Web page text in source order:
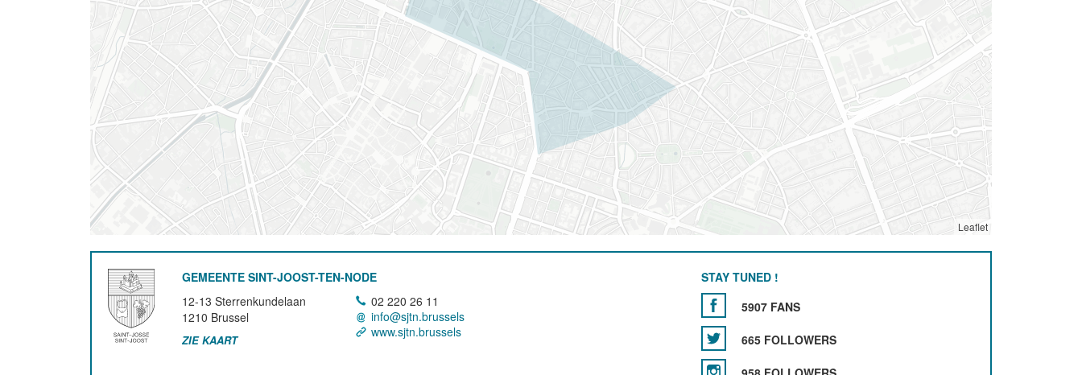
Leaflet
GEMEENTE SINT-JOOST-TEN-NODE
12-13 Sterrenkundelaan
1210 Brussel
ZIE KAART
02 220 26 11
info@sjtn.brussels
www.sjtn.brussels
STAY TUNED !
5907 FANS
665 FOLLOWERS